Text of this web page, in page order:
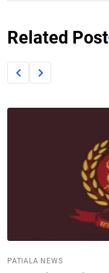
Related Post
PATIALA NEWS